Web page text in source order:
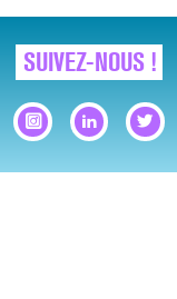
SUIVEZ-NOUS !
ENFIN SOIGNÉ !